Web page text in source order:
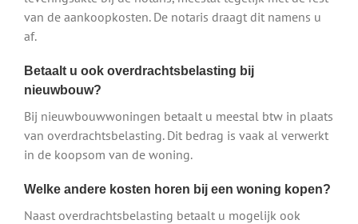
van de aankoopkosten. De notaris draagt dit namens u
af.
Betaalt u ook overdrachtsbelasting bij
nieuwbouw?
Bij nieuwbouwwoningen betaalt u meestal btw in plaats
van overdrachtsbelasting. Dit bedrag is vaak al verwerkt
in de koopsom van de woning.
Welke andere kosten horen bij een woning kopen?
Naast overdrachtsbelasting betaalt u mogelijk ook